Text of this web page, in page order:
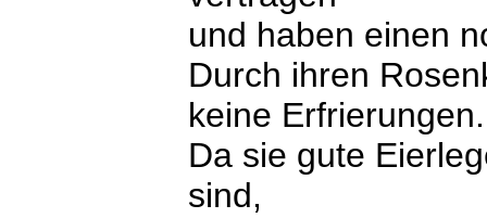
und haben einen
Durch ihren
keine Erfrierungen.
Da sie gute
sind,